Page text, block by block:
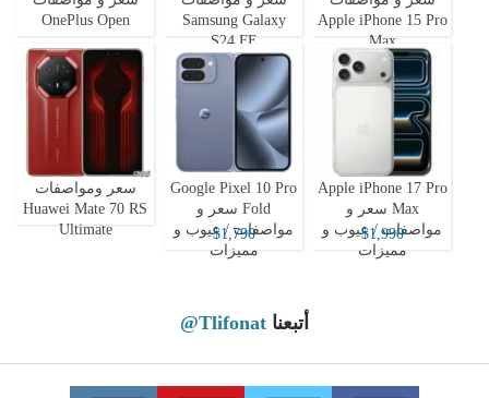
Apple iPhone 15 Pro
Max
Samsung Galaxy
S24 FE
OnePlus Open
Apple iPhone 17 Pro
Max سعر و
مواصفات / عيوب و
مميزات
$1,990
Google Pixel 10 Pro
Fold سعر و
مواصفات / عيوب و
مميزات
$1,790
سعر ومواصفات
Huawei Mate 70 RS
Ultimate
أتبعنا @Tlifonat